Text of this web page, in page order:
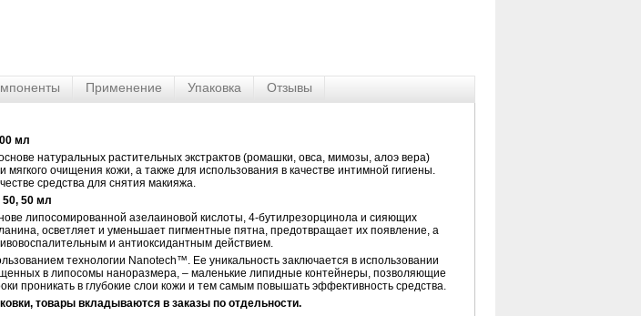
Применение Упаковка Отзывы
мл
натуральных растительных экстрактов (ромашки, овса, мимозы, алоэ вера)
очищения кожи, а также для использования в качестве интимной гигиены.
средства для снятия макияжа.
50 мл
липосомированной азелаиновой кислоты, 4-бутилрезорцинола и сияющих
осветляет и уменьшает пигментные пятна, предотвращает их появление, а
и антиоксидантным действием.
технологии Nanotech™. Ее уникальность заключается в использовании
в липосомы наноразмера, – маленькие липидные контейнеры, позволяющие
проникать в глубокие слои кожи и тем самым повышать эффективность средства.
товары вкладываются в заказы по отдельности.